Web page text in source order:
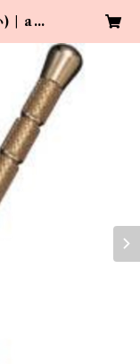
) | aza